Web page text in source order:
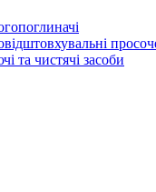
та чистячі засоби